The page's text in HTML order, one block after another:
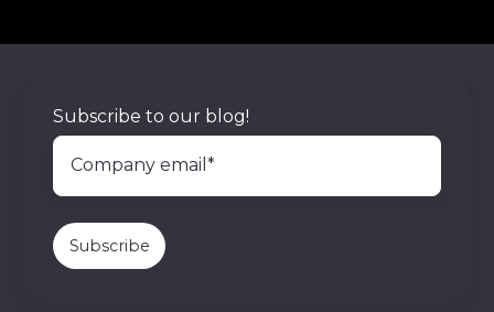
Subscribe to our blog!